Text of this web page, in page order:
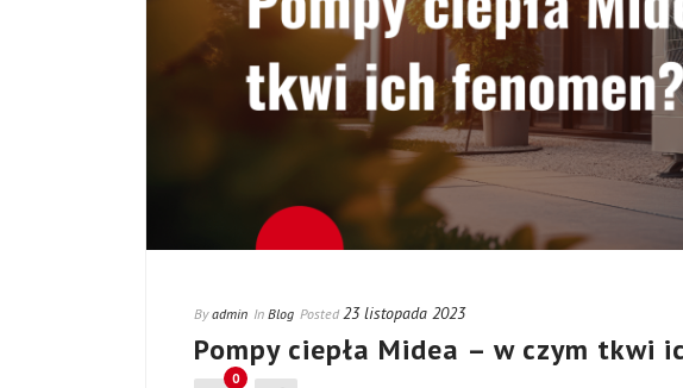
By admin In Blog Posted 23 listopada 2023
Pompy ciepła Midea – w czym tkwi
0